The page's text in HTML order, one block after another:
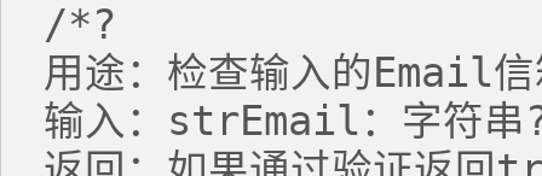
/*?
用途：检查输入的Email
输入：strEmail：字符串